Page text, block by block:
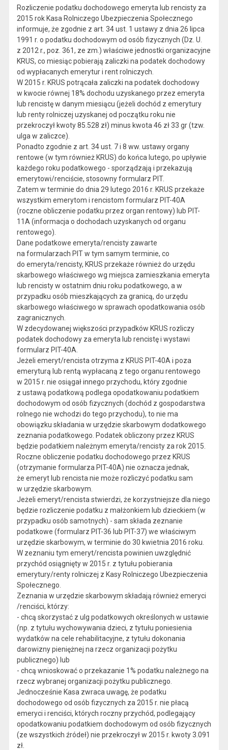
Rozliczenie podatku dochodowego emeryta lub rencisty za
2015 rok Kasa Rolniczego Ubezpieczenia Społecznego
informuje, że zgodnie z art. 34 ust. 1 ustawy z dnia 26 lipca
1991 r. o podatku dochodowym od osób fizycznych (Dz. U.
z 2012 r., poz. 361, ze zm.) właściwe jednostki organizacyjne
KRUS, co miesiąc pobierają zaliczki na podatek dochodowy
od wypłacanych emerytur i rent rolniczych.
W 2015 r. KRUS potrącała zaliczki na podatek dochodowy
w kwocie równej 18% dochodu uzyskanego przez emeryta
lub rencistę w danym miesiącu (jeżeli dochód z emerytury
lub renty rolniczej uzyskanej od początku roku nie
przekroczył kwoty 85.528 zł) minus kwota 46 zł 33 gr (tzw.
ulga w zaliczce).
Ponadto zgodnie z art. 34 ust. 7 i 8 ww. ustawy organy
rentowe (w tym również KRUS) do końca lutego, po upływie
każdego roku podatkowego - sporządzają i przekazują
emerytowi/renciście, stosowny formularz PIT.
Zatem w terminie do dnia 29 lutego 2016 r. KRUS przekaże
wszystkim emerytom i rencistom formularz PIT-40A
(roczne obliczenie podatku przez organ rentowy) lub PIT-
11A (informacja o dochodach uzyskanych od organu
rentowego).
Dane podatkowe emeryta/rencisty zawarte
na formularzach PIT w tym samym terminie, co
do emeryta/rencisty, KRUS przekaże również do urzędu
skarbowego właściwego wg miejsca zamieszkania emeryta
lub rencisty w ostatnim dniu roku podatkowego, a w
przypadku osób mieszkających za granicą, do urzędu
skarbowego właściwego w sprawach opodatkowania osób
zagranicznych.
W zdecydowanej większości przypadków KRUS rozliczy
podatek dochodowy za emeryta lub rencistę i wystawi
formularz PIT-40A.
Jeżeli emeryt/rencista otrzyma z KRUS PIT-40A i poza
emeryturą lub rentą wypłacaną z tego organu rentowego
w 2015 r. nie osiągał innego przychodu, który zgodnie
z ustawą podatkową podlega opodatkowaniu podatkiem
dochodowym od osób fizycznych (dochód z gospodarstwa
rolnego nie wchodzi do tego przychodu), to nie ma
obowiązku składania w urzędzie skarbowym dodatkowego
zeznania podatkowego. Podatek obliczony przez KRUS
będzie podatkiem należnym emeryta/rencisty za rok 2015.
Roczne obliczenie podatku dochodowego przez KRUS
(otrzymanie formularza PIT-40A) nie oznacza jednak,
że emeryt lub rencista nie może rozliczyć podatku sam
w urzędzie skarbowym.
Jeżeli emeryt/rencista stwierdzi, że korzystniejsze dla niego
będzie rozliczenie podatku z małżonkiem lub dzieckiem (w
przypadku osób samotnych) - sam składa zeznanie
podatkowe (formularz PIT-36 lub PIT-37) we właściwym
urzędzie skarbowym, w terminie do 30 kwietnia 2016 roku.
W zeznaniu tym emeryt/rencista powinien uwzględnić
przychód osiągnięty w 2015 r. z tytułu pobierania
emerytury/renty rolniczej z Kasy Rolniczego Ubezpieczenia
Społecznego.
Zeznania w urzędzie skarbowym składają również emeryci
/renciści, którzy:
- chcą skorzystać z ulg podatkowych określonych w ustawie
(np. z tytułu wychowywania dzieci, z tytułu poniesienia
wydatków na cele rehabilitacyjne, z tytułu dokonania
darowizny pieniężnej na rzecz organizacji pożytku
publicznego) lub
- chcą wnioskować o przekazanie 1% podatku należnego na
rzecz wybranej organizacji pożytku publicznego.
Jednocześnie Kasa zwraca uwagę, że podatku
dochodowego od osób fizycznych za 2015 r. nie płacą
emeryci i renciści, których roczny przychód, podlegający
opodatkowaniu podatkiem dochodowym od osób fizycznych
(ze wszystkich źródeł) nie przekroczył w 2015 r. kwoty 3.091
zł.